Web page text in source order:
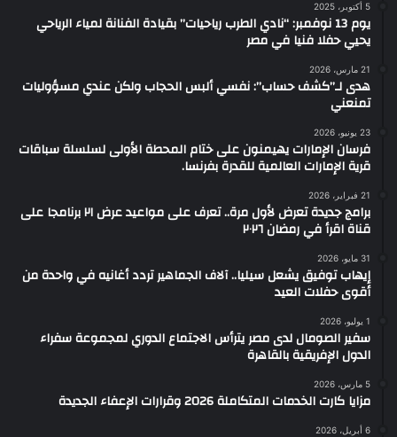
5 أكتوبر، 2025
يوم 13 نوفمبر: “نادي الطرب رياحيات” بقيادة الفنانة لمياء الرياحي
يحيي حفلا فنيا في مصر
21 مارس، 2026
هدى لـ”كشف حساب”: نفسي ألبس الحجاب ولكن عندي مسؤوليات
تمنعني
23 يونيو، 2026
فرسان الإمارات يهيمنون على ختام المحطة الأولى لسلسلة سباقات
قرية الإمارات العالمية للقدرة بفرنسا.
21 فبراير، 2026
برامج جديدة تعرض لأول مرة.. تعرف على مواعيد عرض ٢١ برنامجا على
قناة اقرأ في رمضان ٢٠٢٦
31 مايو، 2026
إيهاب توفيق يشعل سيليا.. آلاف الجماهير تردد أغانيه في واحدة من
أقوى حفلات العيد
1 يوليو، 2026
سفير الصومال لدى مصر يترأس الاجتماع الدوري لمجموعة سفراء
الدول الإفريقية بالقاهرة
5 مارس، 2026
مزايا كارت الخدمات المتكاملة 2026 وقرارات الإعفاء الجديدة
6 أبريل، 2026